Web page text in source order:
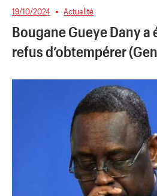
19/10/2024 Actualité
Bougane Gueye Dany a
refus d’obtempérer